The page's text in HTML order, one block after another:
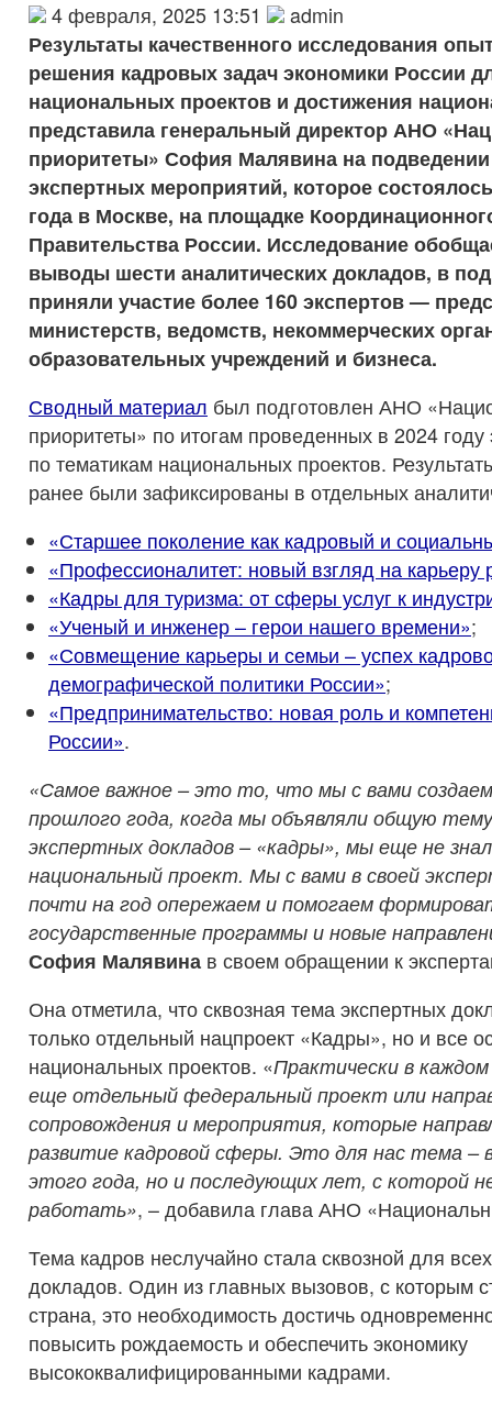
4 февраля, 2025 13:51
admin
Результаты качественного исследования
решения кадровых задач экономики России
национальных проектов и достижения
представила генеральный директор АНО
приоритеты» София Малявина на подведении
экспертных мероприятий, которое
года в Москве, на площадке
Правительства России. Исследование
выводы шести аналитических докладов, в
приняли участие более 160 экспертов —
министерств, ведомств, некоммерческих
образовательных учреждений и бизнеса.
Сводный материал был подготовлен АНО
приоритеты» по итогам проведенных в 2024 году
по тематикам национальных проектов.
ранее были зафиксированы в отдельных
«Старшее поколение как кадровый и
«Профессионалитет: новый взгляд на карьеру
«Кадры для туризма: от сферы услуг к
«Ученый и инженер – герои нашего времени»;
«Совмещение карьеры и семьи – успех
демографической политики России»;
«Предпринимательство: новая роль и
России».
«Самое важное – это то, что мы с вами
прошлого года, когда мы объявляли общую
экспертных докладов – «кадры», мы еще не
национальный проект. Мы с вами в своей
почти на год опережаем и помогаем
государственные программы и новые
София Малявина в своем обращении к
Она отметила, что сквозная тема экспертных
только отдельный нацпроект «Кадры», но и все
национальных проектов. «Практически в
еще отдельный федеральный проект или
сопровождения и мероприятия, которые
развитие кадровой сферы. Это для нас тема –
этого года, но и последующих лет, с которой
работать», – добавила глава АНО
Тема кадров неслучайно стала сквозной для
докладов. Один из главных вызовов, с которым
страна, это необходимость достичь
повысить рождаемость и обеспечить экономику
высококвалифицированными кадрами.